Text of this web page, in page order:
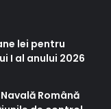
lei pentru
I al anului 2026
Română